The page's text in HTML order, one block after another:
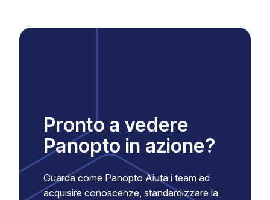
Pronto a vedere
Panopto in azione?
Guarda come Panopto Aiuta i team ad
acquisire conoscenze, standardizzare la